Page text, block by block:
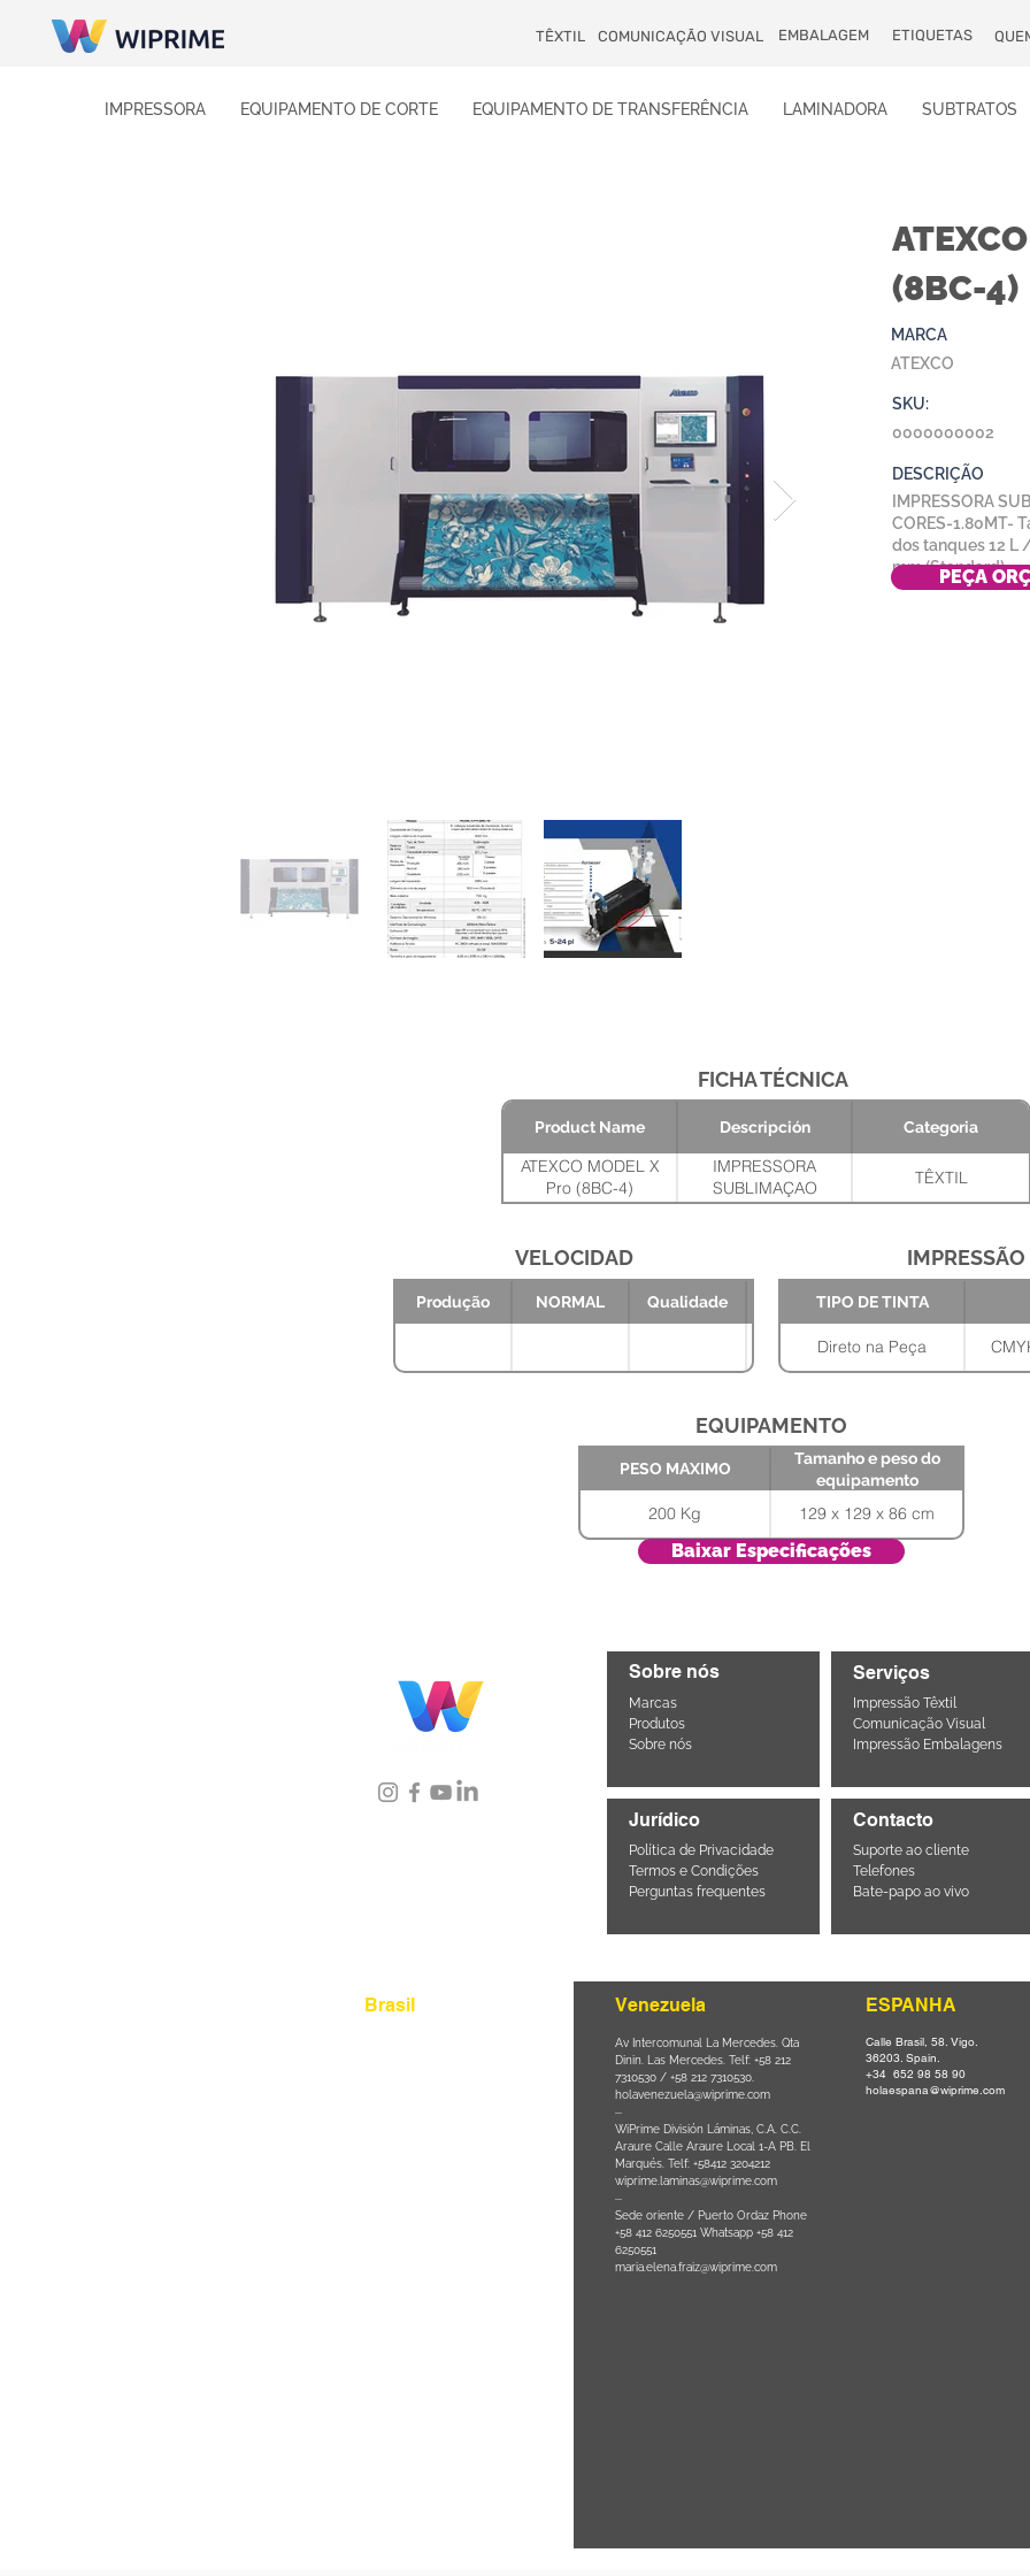
TÊXTIL COMUNICAÇÃO VISUAL EMBALAGEM ETIQUETAS
IMPRESSORA EQUIPAMENTO DE CORTE EQUIPAMENTO DE TRANSFERÊNCIA LAMINADORA SUBTRATOS
(8BC-4)
MARCA
ATEXCO
SKU:
0000000002
DESCRIÇÃO
IMPRESSORA
CORES-1.80MT-
dos tanques 12 L
mm (Standard)
PEÇA
FICHA TÉCNICA
Product Name Descripción Categoria
ATEXCO MODEL X
Pro (8BC-4)
IMPRESSORA
SUBLIMAÇAO
INDIRETA-8PH
gota 5-24 pl.
Capacidade dos
tanques 12 L / cor.
Diâmetro do rolo de
papel 800 mm
TÊXTIL
VELOCIDAD
Produção NORMAL Qualidade
MAXIMO
Tamanho e
peso do
equipamento
200 Kg
129 x 129 x 86
cm
IMPRESSÃO
TIPO DE TINTA
Direto na Peça
EQUIPAMENTO
PESO MAXIMO
Tamanho e peso do
equipamento
200 Kg 129 x 129 x 86 cm
Baixar Especificações
Sobre nós
Marcas
Produtos
Sobre nós
Jurídico
Política de Privacidade
Termos e Condições
Perguntas frequentes
Serviços
Impressão Têxtil
Comunicação Visual
Impressão Embalagens
Contacto
Suporte ao cliente
Telefones
Bate-papo ao vivo
Brasil Venezuela
Av Intercomunal La Mercedes. Qta
Dinin. Las Mercedes. Telf: +58 212
7310530 / +58 212 7310530.
holavenezuela@wiprime.com
⏤
WiPrime División Láminas, C.A. C.C.
Araure Calle Araure Local 1-A PB. El
Marqués. Telf: +58412 3204212
wiprime.laminas@wiprime.com
⏤
Sede oriente / Puerto Ordaz Phone
+58 412 6250551 Whatsapp +58 412
6250551
maria.elena.fraiz@wiprime.com
ESPANHA
Calle Brasil, 58. Vigo.
36203. Spain.
+34 652 98 58 90
holaespana@wiprime.com